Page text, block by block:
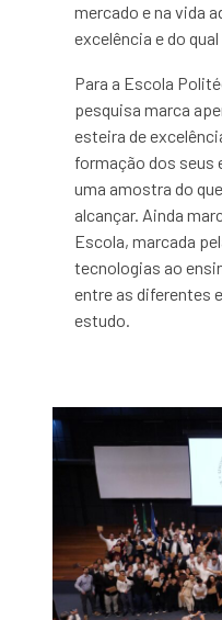
mercado e na vida
excelência e do
Para a Escola
pesquisa marca
esteira de
formação dos seus
uma amostra do
alcançar. Ainda
Escola, marcada
tecnologias ao
entre as diferentes
estudo.